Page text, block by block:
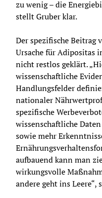
zu wenig – die
stellt Gruber klar.
Der spezifische Beitrag
Ursache für Adipositas
nicht restlos geklärt.
wissenschaftliche
Handlungsfelder
nationaler
spezifische
wissenschaftliche
sowie mehr
aufbauend kann man
wirkungsvolle
andere geht ins Leere“,